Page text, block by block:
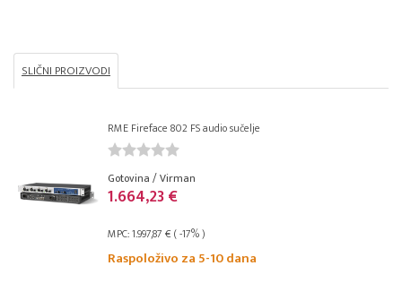
SLIČNI PROIZVODI
RME Fireface 802 FS audio sučelje
Gotovina / Virman
1.664,23 €
MPC: 1.997,87 € ( -17% )
Raspoloživo za 5-10 dana